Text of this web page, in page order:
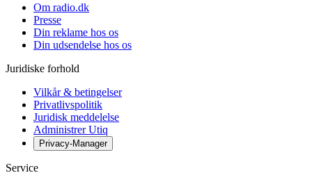
Om radio.dk
Presse
Din reklame hos os
Din udsendelse hos os
Juridiske forhold
Vilkår & betingelser
Privatlivspolitik
Juridisk meddelelse
Administrer Utiq
Privacy-Manager
Service